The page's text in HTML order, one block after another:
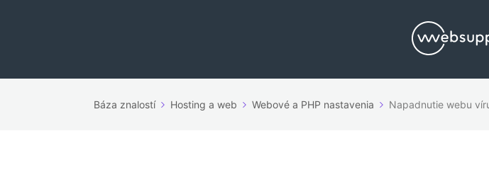
Báza znalostí Hosting a web Webové a PHP nastavenia Napadnutie webu